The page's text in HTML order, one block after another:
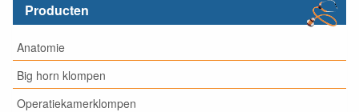
Producten
Anatomie
Big horn klompen
Operatiekamerklompen